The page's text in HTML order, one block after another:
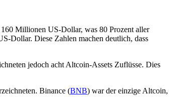
Millionen US-Dollar, was 80 Prozent aller
Dollar. Diese Zahlen machen deutlich, dass
jedoch acht Altcoin-Assets Zuflüsse. Dies
Binance (BNB) war der einzige Altcoin,